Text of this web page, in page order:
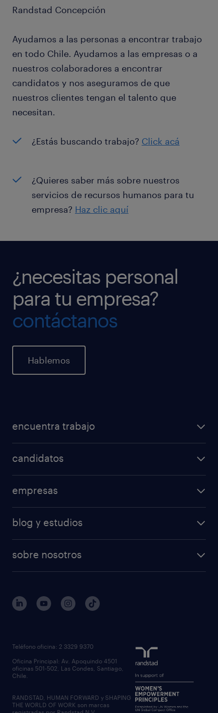
Randstad Concepción
Ayudamos a las personas a encontrar trabajo
en todo Chile. Ayudamos a las empresas o a
nuestros colaboradores a encontrar
candidatos y nos aseguramos de que
nuestros clientes tengan el talento que
necesitan.
¿Estás buscando trabajo? Click acá
¿Quieres saber más sobre nuestros
servicios de recursos humanos para tu
empresa? Haz clic aquí
¿necesitas personal
para tu empresa?
contáctanos
Hablemos
encuentra trabajo
candidatos
empresas
blog y estudios
sobre nosotros
Teléfono oficina: 2 3329 9370
Oficina Principal: Av. Apoquindo 4501
oficinas 501-502, Las Condes, Santiago,
Chile.
RANDSTAD, HUMAN FORWARD y SHAPING
THE WORLD OF WORK son marcas